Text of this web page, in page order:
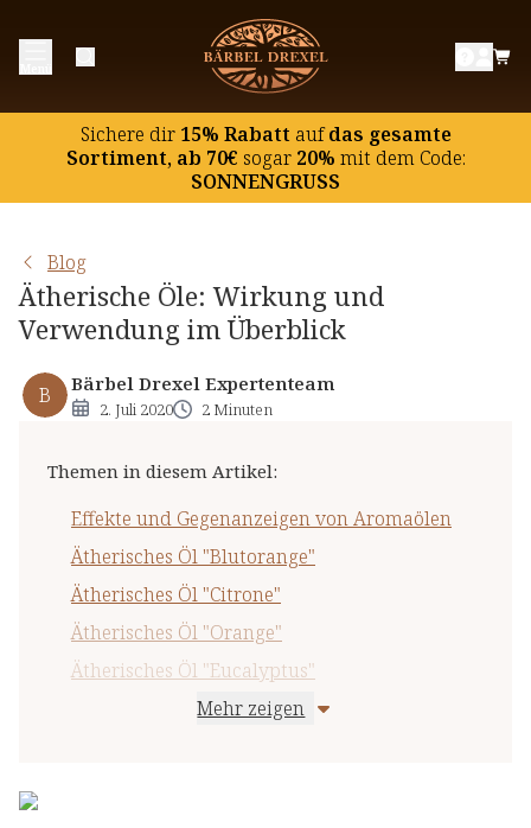
Sichere dir15% Rabatt aufdas gesamte
Sortiment, ab 70€ sogar20% mit dem Code:
SONNENGRUSS
Blog
Ätherische Öle: Wirkung und
Verwendung im Überblick
B Bärbel Drexel Expertenteam
2. Juli 2020 2 Minuten
Themen in diesem Artikel:
Effekte und Gegenanzeigen von Aromaölen
Ätherisches Öl "Blutorange"
Ätherisches Öl "Citrone"
Ätherisches Öl "Orange"
Ätherisches Öl "Eucalyptus"
Ätherisches Öl "Mandarine"
Mehr zeigen
Effekte und Gegenanzeigen von Aromaölen
Ätherisches Öl "Blutorange"
Ätherisches Öl "Citrone"
Ätherisches Öl "Orange"
Ätherisches Öl "Eucalyptus"
Ätherisches Öl "Grapefruit"
Ätherisches Öl "Lemongras"
Ätherisches Öl "Fichtennadel"
Ätherisches Öl "Lavendel"
Ätherisches Öl "Pfefferminze"